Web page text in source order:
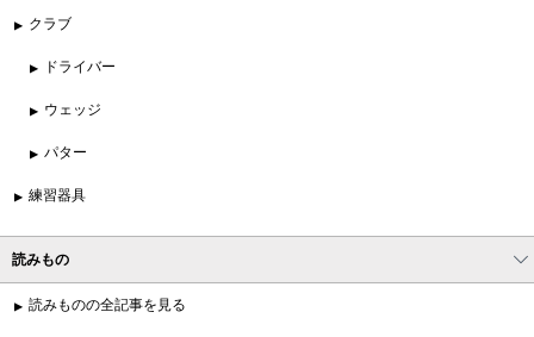
クラブ
ドライバー
ウェッジ
パター
練習器具
読みもの
読みものの全記事を見る